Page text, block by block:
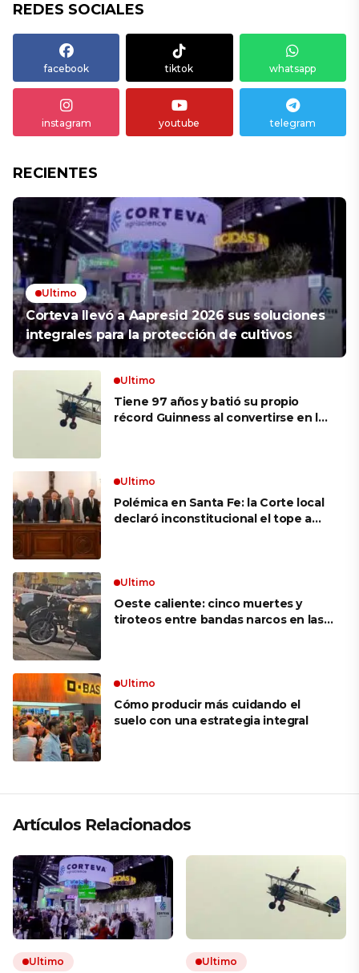
REDES SOCIALES
facebook tiktok whatsapp
instagram youtube telegram
RECIENTES
Ultimo
Corteva llevó a Aapresid 2026 sus soluciones
integrales para la protección de cultivos
Ultimo
Tiene 97 años y batió su propio
récord Guinness al convertirse en la
puedo’ no existen en mi vocabulario»
Ultimo
Polémica en Santa Fe: la Corte local
declaró inconstitucional el tope a
Ultimo
Oeste caliente: cinco muertes y
tiroteos entre bandas narcos en las
Ultimo
Cómo producir más cuidando el
suelo con una estrategia integral
Artículos Relacionados
Ultimo Ultimo